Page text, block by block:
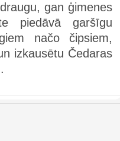
gan ģimenes
piedāvā garšīgu
načo čipsiem,
izkausētu Čedaras